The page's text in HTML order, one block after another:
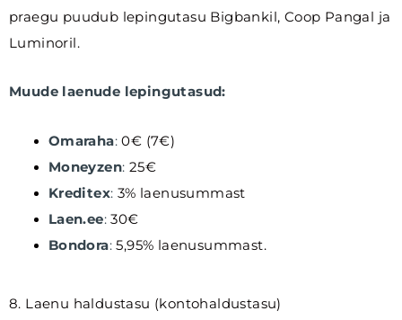
praegu puudub lepingutasu Bigbankil, Coop Pangal ja
Luminoril.
Muude laenude lepingutasud:
Omaraha:0€ (7€)
Moneyzen: 25€
Kreditex: 3% laenusummast
Laen.ee:30€
Bondora:5,95% laenusummast.
8. Laenu haldustasu (kontohaldustasu)